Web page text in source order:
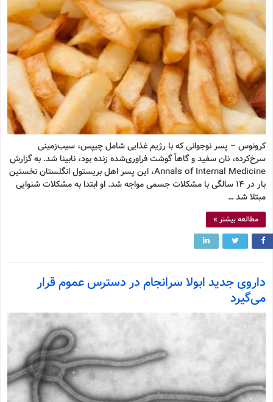
کرونوس – پسر نوجوانی که با رژیم غذایی شامل چیپس، سیب‌زمینی
سرخ‌کرده، نان سفید و گاهاً گوشت فراوری‌شده زنده بود، نابینا شد. به گزارش
Annals of Internal Medicine، این پسر اهل بریستول انگلستان نخستین
بار در ۱۴ سالگی با مشکلات جسمی مواجه شد. او ابتدا به مشکلات شنوایی
مبتلا شد …
مطالعه بیشتر »
داروی جدید ابولا سرانجام در دسترس عموم قرار
می‌گیرد